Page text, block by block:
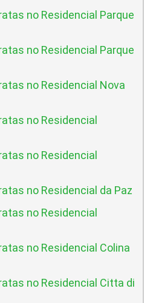
no Residencial Parque
no Residencial Parque
no Residencial Nova
no Residencial
no Residencial
no Residencial da Paz
no Residencial
no Residencial Colina
no Residencial Citta di